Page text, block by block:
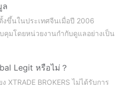
ล
งขึ้นในประเทศจีนเมื่อปี 2006
มโดยหน่วยงานกำกับดูแลอย่างเป็น
Legit หรือไม่？
XTRADE BROKERS ไม่ได้รับการ